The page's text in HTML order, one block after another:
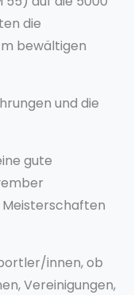
die
bewältigen
und die
gute
innen, ob
Vereinigungen,